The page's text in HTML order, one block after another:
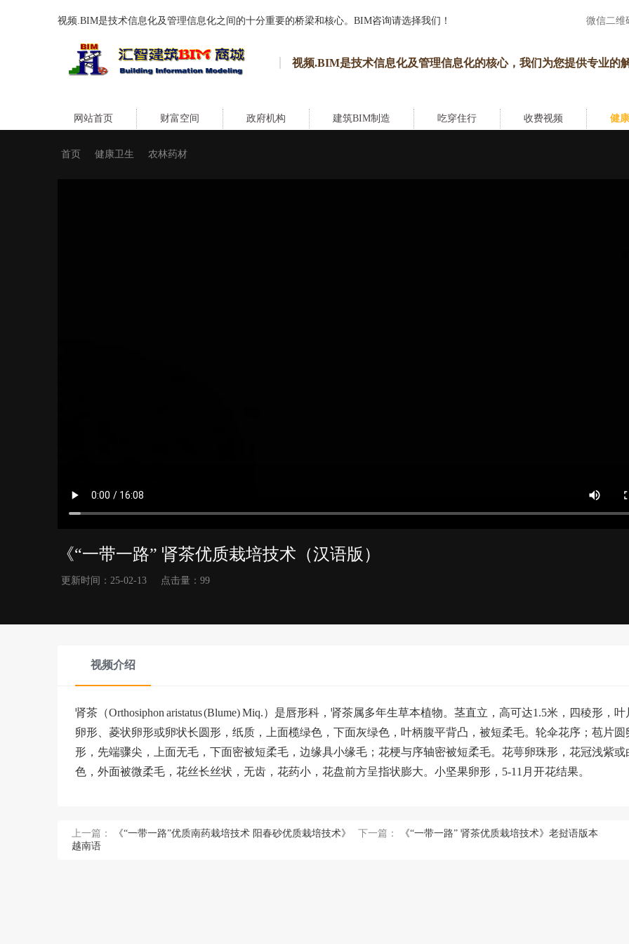
视频.BIM是技术信息化及管理信息化之间的十分重要的桥梁和核心。BIM咨询请选择我们！ 微信二维
视频.BIM是技术信息化及管理信息化的核心，我们为您提供专业的
网站首页 财富空间 政府机构 建筑BIM制造 吃穿住行 收费视频 健
首页 健康卫生 农林药材
《“一带一路” 肾茶优质栽培技术（汉语版）
更新时间： 25-02-13 点击量： 99
视频介绍
肾茶（Orthosiphon aristatus (Blume) Miq.）是唇形科，肾茶属多年生草本植物。茎直立，高可达1.5米，四稜形，叶
卵形、菱状卵形或卵状长圆形，纸质，上面榄绿色，下面灰绿色，叶柄腹平背凸，被短柔毛。轮伞花序；苞片圆
形，先端骤尖，上面无毛，下面密被短柔毛，边缘具小缘毛；花梗与序轴密被短柔毛。花萼卵珠形，花冠浅紫或
色，外面被微柔毛，花丝长丝状，无齿，花药小，花盘前方呈指状膨大。小坚果卵形，5-11月开花结果。
上一篇：
《“一带一路”优质南药栽培技术 阳春砂优质栽培技术》
越南语
下一篇： 《“一带一路” 肾茶优质栽培技术》老挝语版本